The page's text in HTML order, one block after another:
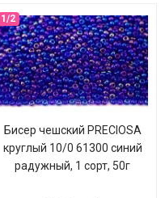
Бисер чешский PRECIOSA
круглый 10/0 61300 синий
радужный, 1 сорт, 50г